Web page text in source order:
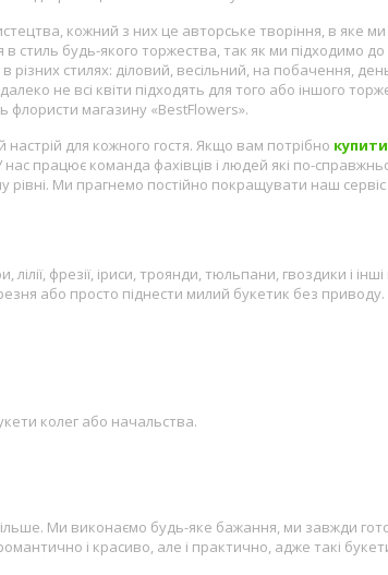
кожний з них це авторське творіння, в яке
стиль будь-якого торжества, так як ми підходимо
різних стилях: діловий, весільний, на побачення,
не всі квіти підходять для того або іншого
магазину «BestFlowers».
для кожного гостя. Якщо вам потрібно
нас працює команда фахівців і людей які по-
Ми прагнемо постійно покращувати наш сервіс
фрезії, іриси, троянди, тюльпани, гвоздики і інші
або просто піднести милий букетик без
колег або начальства.
Ми виконаємо будь-яке бажання, ми завжди
і красиво, але і практично, адже такі